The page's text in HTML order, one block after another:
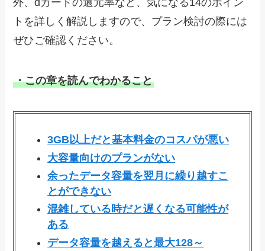
外、dカードの還元率など、気になる14のポイン
トを詳しく解説しますので、プラン検討の際には
ぜひご確認ください。
・この章を読んでわかること
3GB以上だと基本料金のコスパが悪い
大容量向けのプランがない
余ったデータ容量を翌月に繰り越すこ
とができない
混雑している時だと遅くなる可能性が
ある
データ容量を越えると最大128～